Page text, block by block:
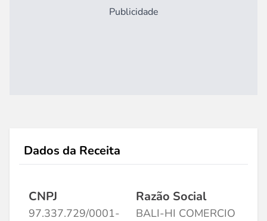
Publicidade
Dados da Receita
CNPJ
97.337.729/0001-
Razão Social
BALI-HI COMERCIO